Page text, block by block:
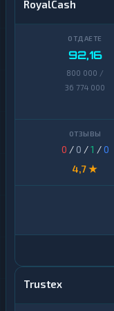
RoyalCash
92,16
800 000 /
36 774 000
0 / 0 /1 /0
4,7 ★
Trustex